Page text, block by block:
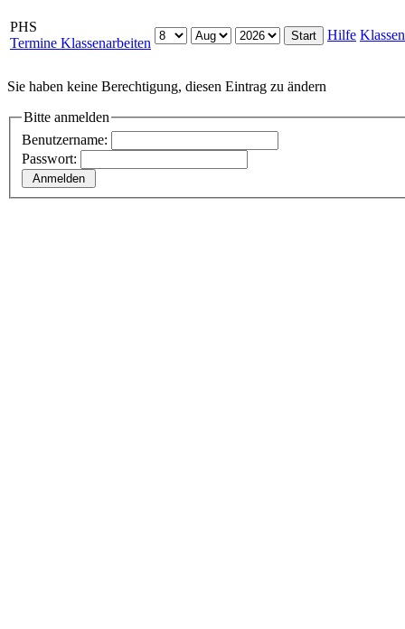
PHS
Termine Klassenarbeiten
Hilfe Klassen
Sie haben keine Berechtigung, diesen Eintrag zu ändern
Bitte anmelden
Benutzername:
Passwort: